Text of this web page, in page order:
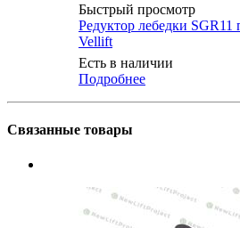
Быстрый просмотр
Редуктор лебедки SGR11
Vellift
Есть в наличии
Подробнее
Связанные товары